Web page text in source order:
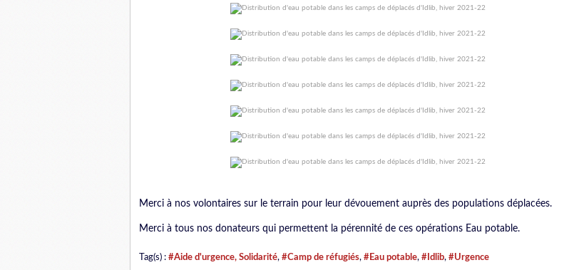
Merci à nos volontaires sur le terrain pour leur dévouement auprès des populations déplacées.
Merci à tous nos donateurs qui permettent la pérennité de ces opérations Eau potable.
Tag(s) : #Aide d'urgence, Solidarité, #Camp de réfugiés, #Eau potable, #Idlib, #Urgence